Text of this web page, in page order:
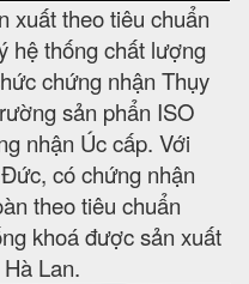
xuất theo tiêu chuẩn
hệ thống chất lượng
chứng nhận Thụy
sản phẩn ISO
nhận Úc cấp. Với
có chứng nhận
theo tiêu chuẩn
khoá được sản xuất
Lan.